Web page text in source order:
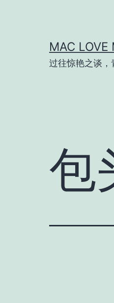
MAC LOVE
过往惊艳之谈，
包